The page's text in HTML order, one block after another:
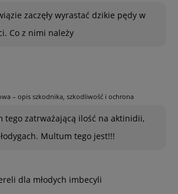
zaczęły wyrastać dzikie pędy w
Co z nimi należy
– opis szkodnika, szkodliwość i ochrona
tego zatrważającą ilość na aktinidii,
Multum tego jest!!!
dla młodych imbecyli